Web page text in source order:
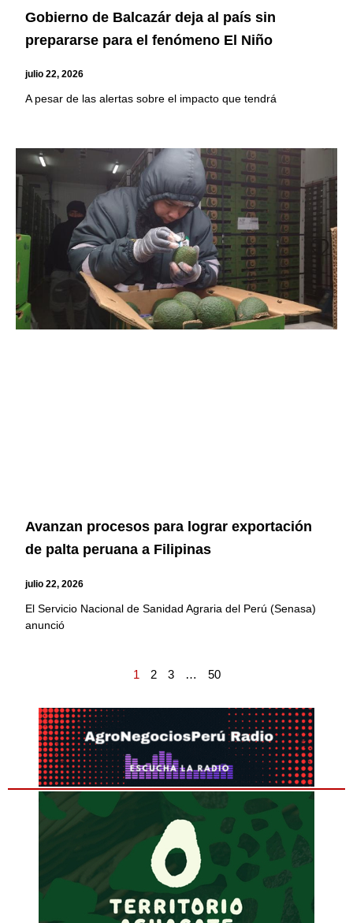
Gobierno de Balcazár deja al país sin
prepararse para el fenómeno El Niño
julio 22, 2026
A pesar de las alertas sobre el impacto que tendrá
Avanzan procesos para lograr exportación
de palta peruana a Filipinas
julio 22, 2026
El Servicio Nacional de Sanidad Agraria del Perú (Senasa)
anunció
1 2 3 … 50